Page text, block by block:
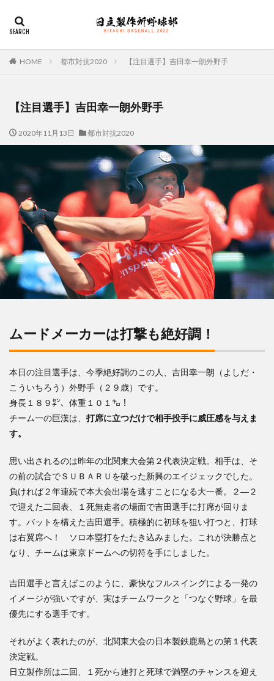
HOME 都市対抗2020 【注目選手】吉田幸一朗外野手
【注目選手】吉田幸一朗外野手
2020年11月13日 都市対抗2020
ムードメーカーは打撃も絶好調！
本日の注目選手は、今季絶好調のこの人、吉田幸一朗（よしだ・
こういちろう）外野手（２９歳）です。
身長１８９㌢、体重１０１㌔！
チーム一の巨漢は、 打席に立つだけで相手投手に威圧感を与えま
す。
思い出されるのは昨年の北関東大会第２代表決定戦。相手は、そ
の前の試合でＳＵＢＡＲＵを破った新興のエイジェックでした。
負ければ２年連続で本大会出場を逃すことになる大一番。２―２
で迎えた二回表、１死無走者の場面で吉田選手に打席が回りま
す。バットを構えた吉田選手。積極的に初球を狙い打つと、打球
は右翼席へ！ ソロ本塁打をたたき込みました。これが決勝点と
なり、チームは東京ドームへの切符を手にしました。
吉田選手と言えばこのように、豪快なフルスイングによる一発の
イメージが強いですが、実はチームワークと「つなぐ野球」を最
優先にする選手です。
それがよく表れたのが、北関東大会の日本製鉄鹿島との第１代表
決定戦。
日立製作所は二回、１死から連打と死球で満塁のチャンスを迎え
SEO AMP PWA
カテゴリー
タグ
佐々木俊輔 大塚直人
検索